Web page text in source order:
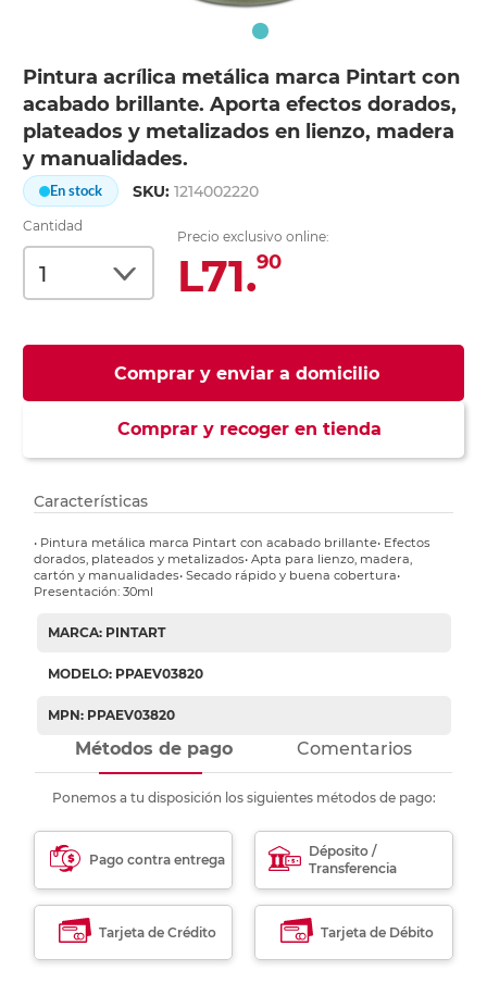
Pintura acrílica metálica marca Pintart con
acabado brillante. Aporta efectos dorados,
plateados y metalizados en lienzo, madera
y manualidades.
En stock SKU:1214002220
Cantidad
Precio exclusivo online:
L71.90
Comprar y enviar a domicilio
Comprar y recoger en tienda
Características
• Pintura metálica marca Pintart con acabado brillante• Efectos
dorados, plateados y metalizados• Apta para lienzo, madera,
cartón y manualidades• Secado rápido y buena cobertura•
Presentación: 30ml
MARCA: PINTART
MODELO: PPAEV03820
MPN: PPAEV03820
Métodos de pago Comentarios
Ponemos a tu disposición los siguientes métodos de pago:
Pago contra entrega
Déposito /
Transferencia
Tarjeta de Crédito Tarjeta de Débito